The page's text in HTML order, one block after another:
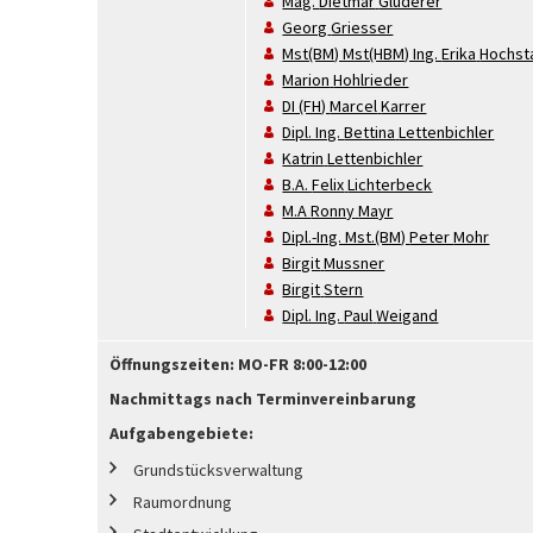
Georg Griesser
Mst(BM) Mst(HBM) Ing.Erika
Marion Hohlrieder
DI (FH)MarcelKarrer
Dipl. Ing.Bettina Lettenbichler
Katrin Lettenbichler
B.A.FelixLichterbeck
M.ARonnyMayr
Dipl.-Ing. Mst.(BM)PeterMohr
BirgitMussner
BirgitStern
Dipl. Ing.PaulWeigand
Öffnungszeiten: MO-FR 8:00-12:00
Nachmittags nach Terminvereinbarung
Aufgabengebiete:
Grundstücksverwaltung
Raumordnung